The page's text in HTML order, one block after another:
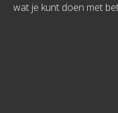
wat je kunt doen met